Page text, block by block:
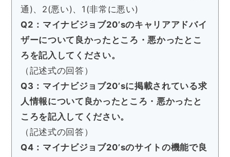
通)、2(悪い)、1(非常に悪い)
Q2：マイナビジョブ20’sのキャリアアドバイ
ザーについて良かったところ・悪かったとこ
ろを記入してください。
（記述式の回答）
Q3：マイナビジョブ20’sに掲載されている求
人情報について良かったところ・悪かったと
ころを記入してください。
（記述式の回答）
Q4：マイナビジョブ20’sのサイトの機能で良